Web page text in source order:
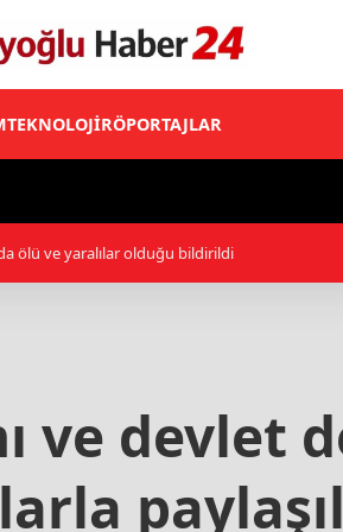
TEKNOLOJİRÖPORTAJLAR
ve devlet